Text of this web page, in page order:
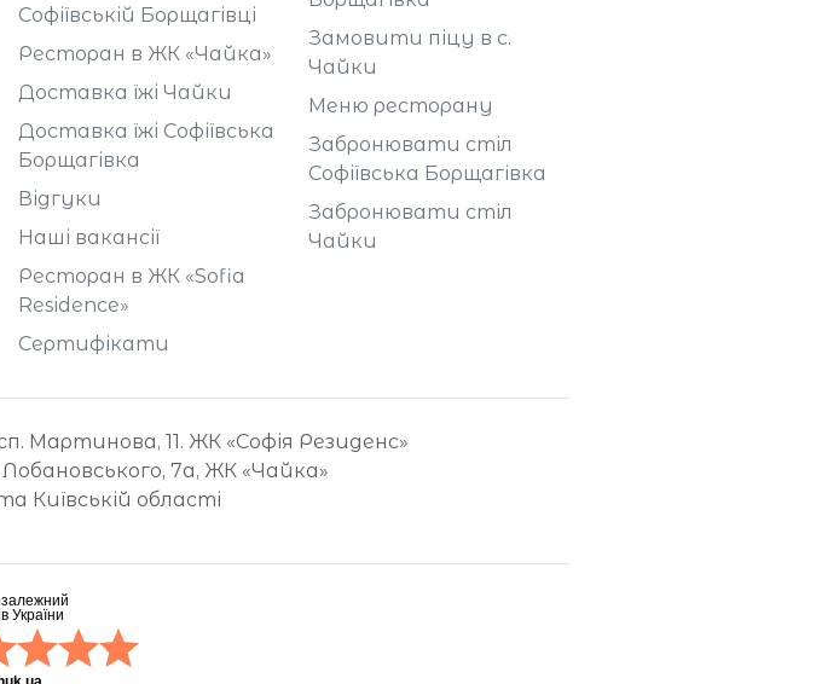
Софіївській Борщагівці
Ресторан в ЖК «Чайка»
Доставка їжі Чайки
Доставка їжі Софіївська
Борщагівка
Відгуки
Наші вакансії
Ресторан в ЖК «Sofia
Residence»
Сертифікати
Замовити піцу в с.
Чайки
Меню ресторану
Забронювати стіл
Софіївська Борщагівка
Забронювати стіл
Чайки
Мартинова, 11. ЖК «Софія Резиденс»
7а, ЖК «Чайка»
Київській області
України